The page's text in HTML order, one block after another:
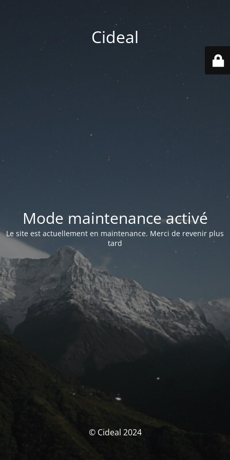
Cideal
Mode maintenance activé
Le site est actuellement en maintenance. Merci de revenir plus
tard
© Cideal 2024